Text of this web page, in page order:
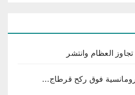
العظام وانتشر
فوق ركح قرطاج…